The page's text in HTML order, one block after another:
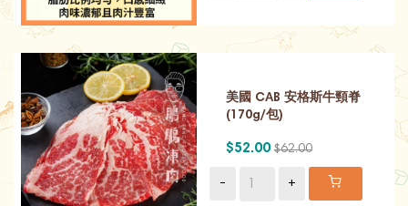
美國 CAB 安格斯牛頸脊
(170g/包)
$52.00 $62.00
- +